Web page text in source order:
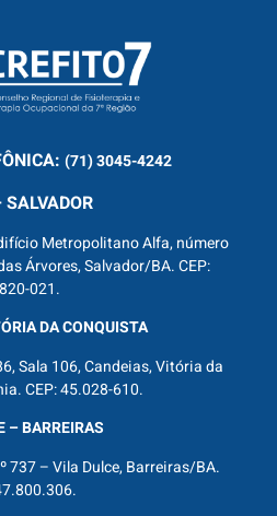
(71) 3045-4242
SALVADOR
Metropolitano Alfa, número
Árvores, Salvador/BA. CEP:
021.
DA CONQUISTA
Sala 106, Candeias, Vitória da
CEP: 45.028-610.
– BARREIRAS
737 – Vila Dulce, Barreiras/BA.